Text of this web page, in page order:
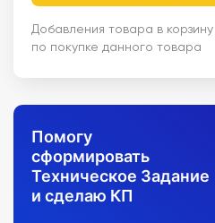
Добавления товара в
по покупке данного товара
Помогу
сформировать
Техническое Задание
и сделаю КП